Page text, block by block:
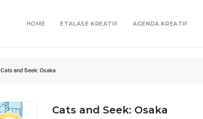
HOME ETALASE KREATIF AGENDA KREATIF
Cats and Seek: Osaka
Cats and Seek: Osaka